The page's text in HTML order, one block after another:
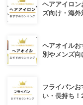
ヘアアイロ
ズ向け・海外
ヘアオイル
別やメンズ向
フライパン
い・長持ち！